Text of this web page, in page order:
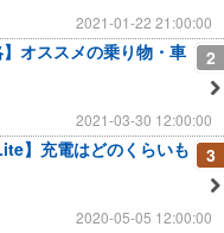
2021-01-22 21:00:00
2
】オススメの乗り物・車
2021-03-30 12:00:00
3
】充電はどのくらいも
2020-05-05 12:00:00